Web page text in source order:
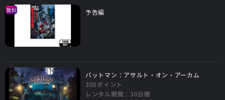
無料 予告編
バットマン：アサルト・オン・アーカム
300ポイント
レンタル期間：30日間